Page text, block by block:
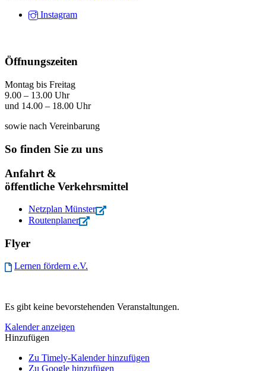
Instagram
Öffnungszeiten
Montag bis Freitag
9.00 – 13.00 Uhr
und 14.00 – 18.00 Uhr
sowie nach Vereinbarung
So finden Sie zu uns
Anfahrt &
öffentliche Verkehrsmittel
Netzplan Münster
Routenplaner
Flyer
Lernen fördern e.V.
Es gibt keine bevorstehenden Veranstaltungen.
Kalender anzeigen
Hinzufügen
Zu Timely-Kalender hinzufügen
Zu Google hinzufügen